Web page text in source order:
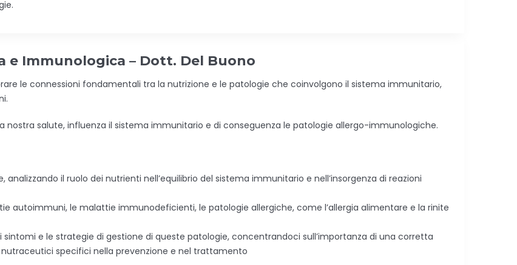
e Immunologica – Dott. Del Buono
le connessioni fondamentali tra la nutrizione e le patologie che coinvolgono il sistema immunitario,
nostra salute, influenza il sistema immunitario e di conseguenza le patologie allergo-immunologiche.
il ruolo dei nutrienti nell’equilibrio del sistema immunitario e nell’insorgenza di reazioni
autoimmuni, le malattie immunodeficienti, le patologie allergiche, come l’allergia alimentare e la rinite
e le strategie di gestione di queste patologie, concentrandoci sull’importanza di una corretta
specifici nella prevenzione e nel trattamento